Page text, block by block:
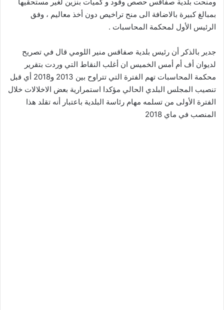
ومنحت بلدية صفاقس حصص وقود و كميات بنزين لغير مستحقيها
بمبالغ كبيرة بالاضافة الى منح تراخيص دون أخذ معاليم ، وفق
الرئيس الأول لمحكمة المحاسبات .
جدير بالذكر أن رئيس بلدية صفاقس منير اللومي قال في تصريح
لديوان أف أم أمس الخميس ان أغلب النقاط التي وردت بتقرير
محكمة المحاسبات تهم الفترة التي تتراوح بين 2013 و2018 أي قبل
تنصيب المجلس البلدي الحالي مؤكدا استمرارية بعض الاخلالات خلال
الفترة الأولى من تسلمه مهام رئاسة البلدية باعتبار أنه تقلد هذا
المنصب في ماي 2018